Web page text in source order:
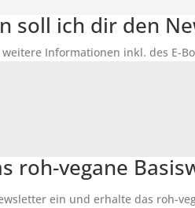
DeineErnährungAkademie
soll ich dir den
Informationen inkl. des E-
roh-vegane
ein und erhalte das roh-